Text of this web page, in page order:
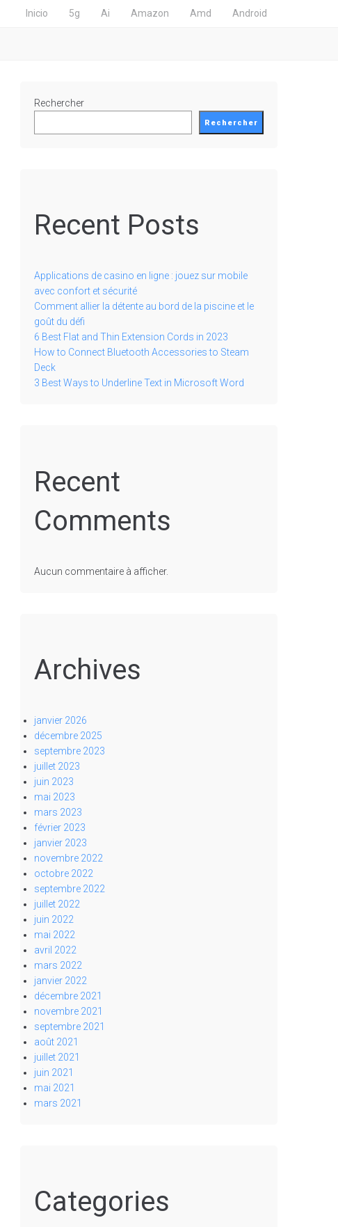
Inicio 5g Ai Amazon Amd Android
Rechercher
Rechercher
Recent Posts
Applications de casino en ligne : jouez sur mobile
avec confort et sécurité
Comment allier la détente au bord de la piscine et le
goût du défi
6 Best Flat and Thin Extension Cords in 2023
How to Connect Bluetooth Accessories to Steam
Deck
3 Best Ways to Underline Text in Microsoft Word
Recent
Comments
Aucun commentaire à afficher.
Archives
janvier 2026
décembre 2025
septembre 2023
juillet 2023
juin 2023
mai 2023
mars 2023
février 2023
janvier 2023
novembre 2022
octobre 2022
septembre 2022
juillet 2022
juin 2022
mai 2022
avril 2022
mars 2022
janvier 2022
décembre 2021
novembre 2021
septembre 2021
août 2021
juillet 2021
juin 2021
mai 2021
mars 2021
Categories